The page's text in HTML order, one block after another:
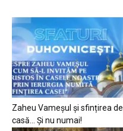
Zaheu Vameșul și sfințirea de
casă… Și nu numai!